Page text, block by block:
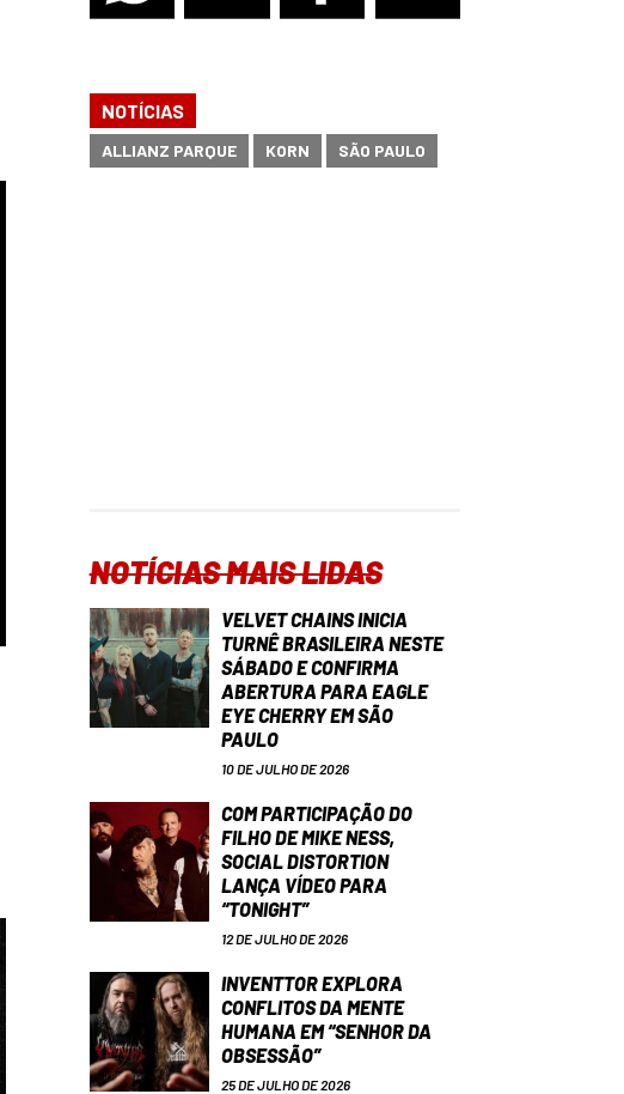
NOTÍCIAS
ALLIANZ PARQUE KORN SÃO PAULO
NOTÍCIAS MAIS LIDAS
VELVET CHAINS INICIA
TURNÊ BRASILEIRA NESTE
SÁBADO E CONFIRMA
ABERTURA PARA EAGLE
EYE CHERRY EM SÃO
PAULO
10 DE JULHO DE 2026
COM PARTICIPAÇÃO DO
FILHO DE MIKE NESS,
SOCIAL DISTORTION
LANÇA VÍDEO PARA
“TONIGHT”
12 DE JULHO DE 2026
INVENTTOR EXPLORA
CONFLITOS DA MENTE
HUMANA EM “SENHOR DA
OBSESSÃO”
25 DE JULHO DE 2026